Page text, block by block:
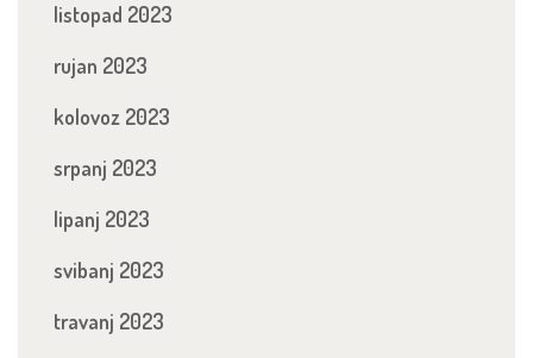
listopad 2023
rujan 2023
kolovoz 2023
srpanj 2023
lipanj 2023
svibanj 2023
travanj 2023